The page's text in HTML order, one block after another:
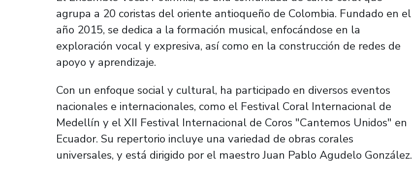
agrupa a 20 coristas del oriente antioqueño de Colombia. Fundado en el
año 2015, se dedica a la formación musical, enfocándose en la
exploración vocal y expresiva, así como en la construcción de redes de
apoyo y aprendizaje.
Con un enfoque social y cultural, ha participado en diversos eventos
nacionales e internacionales, como el Festival Coral Internacional de
Medellín y el XII Festival Internacional de Coros "Cantemos Unidos" en
Ecuador. Su repertorio incluye una variedad de obras corales
universales, y está dirigido por el maestro Juan Pablo Agudelo González.